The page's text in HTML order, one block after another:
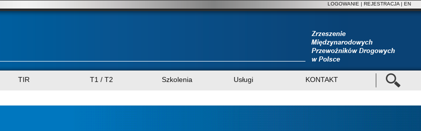
LOGOWANIE | REJESTRACJA | EN
TIR T1 / T2 Szkolenia Usługi KONTAKT